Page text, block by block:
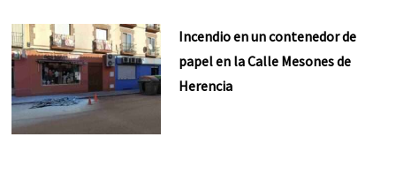
Incendio en un contenedor de
papel en la Calle Mesones de
Herencia